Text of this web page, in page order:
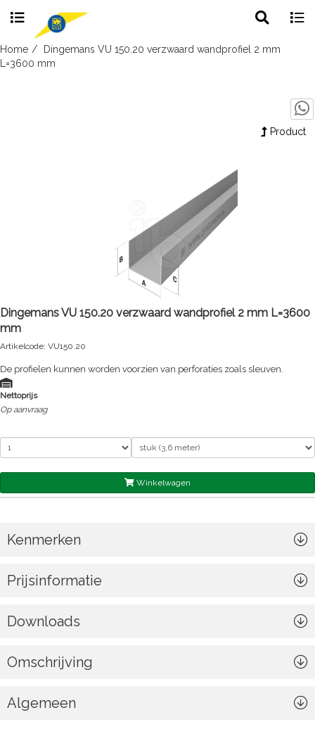
Skip
to
search
Home
Dingemans VU 150.20 verzwaard wandprofiel 2 mm
L=3600 mm
Product
Dingemans VU 150.20 verzwaard wandprofiel 2 mm L=3600
mm
Artikelcode: VU150.20
De profielen kunnen worden voorzien van perforaties zoals sleuven.
Nettoprijs
Op aanvraag
Winkelwagen
Kenmerken
Prijsinformatie
Downloads
Omschrijving
Algemeen